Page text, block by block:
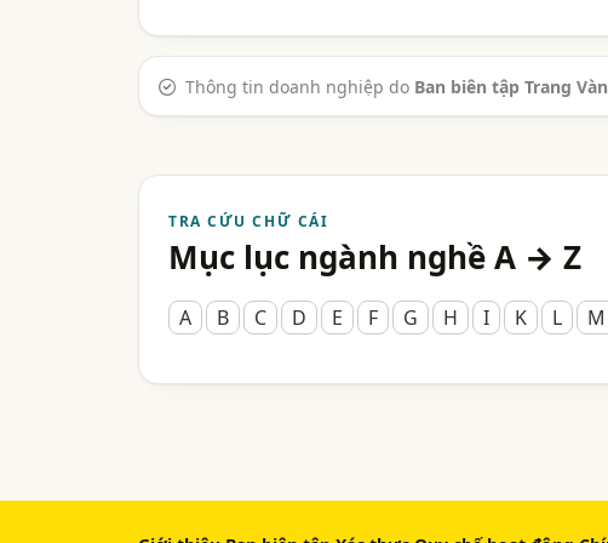
Thông tin doanh nghiệp do Ban biên tập Trang
TRA CỨU CHỮ CÁI
Mục lục ngành nghề A → Z
A B C D E F G H I K L M